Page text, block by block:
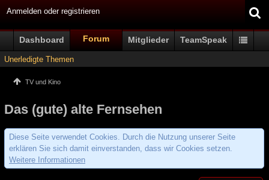
Anmelden oder registrieren
Dashboard Forum Mitglieder TeamSpeak
Unerledigte Themen
TV und Kino
Das (gute) alte Fernsehen
Diese Seite verwendet Cookies. Durch die Nutzung unserer Seite
erklären Sie sich damit einverstanden, dass wir Cookies setzen.
Weitere Informationen